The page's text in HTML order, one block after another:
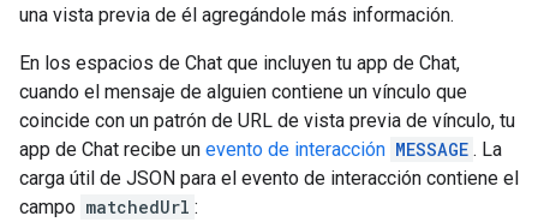
una vista previa de él agregándole más información.
En los espacios de Chat que incluyen tu app de Chat,
cuando el mensaje de alguien contiene un vínculo que
coincide con un patrón de URL de vista previa de vínculo, tu
app de Chat recibe un evento de interacción MESSAGE . La
carga útil de JSON para el evento de interacción contiene el
campo matchedUrl :